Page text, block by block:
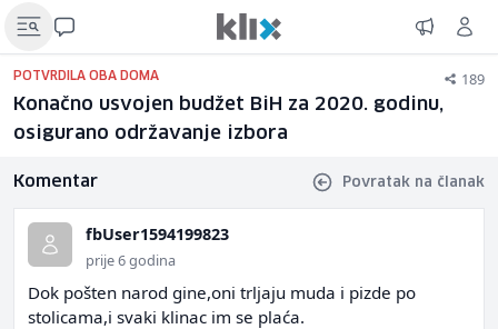
POTVRDILA OBA DOMA 189
Konačno usvojen budžet BiH za 2020. godinu,
osigurano održavanje izbora
Komentar Povratak na članak
fbUser1594199823
prije 6 godina
Dok pošten narod gine,oni trljaju muda i pizde po
stolicama,i svaki klinac im se plaća.